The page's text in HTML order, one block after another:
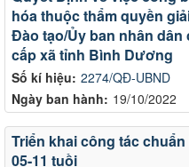
Số kí hiệu: 2274/QĐ-UBND
Ngày ban hành: 19/10/2022
hóa thuộc thẩm quyền
Đào tạo/Ủy ban nhân
cấp xã tỉnh Bình Dương
Triển khai công tác
05-11 tuồi